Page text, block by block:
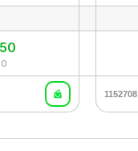
1152708